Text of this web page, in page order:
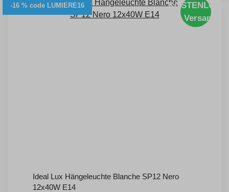
-16 % code LUMIERE16
Versand
Ideal Lux Hängeleuchte Blanche SP12 Nero
12x40W E14